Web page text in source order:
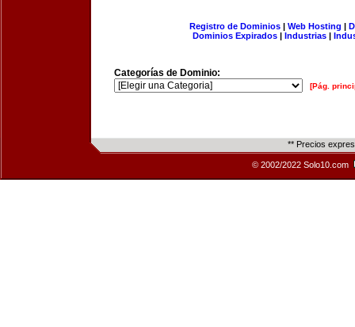
Registro de Dominios| Web Hosting |
Dominios Expirados | Industrias |
Categorías de Dominio:
[Pág.
** Precios
© 2002/2022 Solo10.com